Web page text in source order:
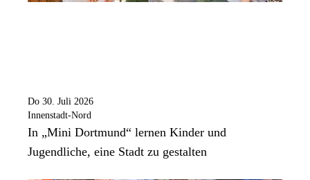
Do 30. Juli 2026
Innenstadt-Nord
In „Mini Dortmund“ lernen Kinder und
Jugendliche, eine Stadt zu gestalten